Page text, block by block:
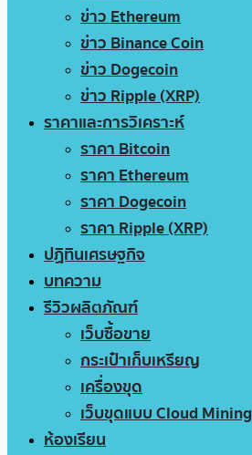
ข่าว Ethereum
ข่าว Binance Coin
ข่าว Dogecoin
ข่าว Ripple (XRP)
ราคาและการวิเคราะห์
ราคา Bitcoin
ราคา Ethereum
ราคา Dogecoin
ราคา Ripple (XRP)
ปฏิทินเศรษฐกิจ
บทความ
รีวิวผลิตภัณฑ์
เว็บซื้อขาย
กระเป๋าเก็บเหรียญ
เครื่องขุด
เว็บขุดแบบ Cloud Mining
ห้องเรียน